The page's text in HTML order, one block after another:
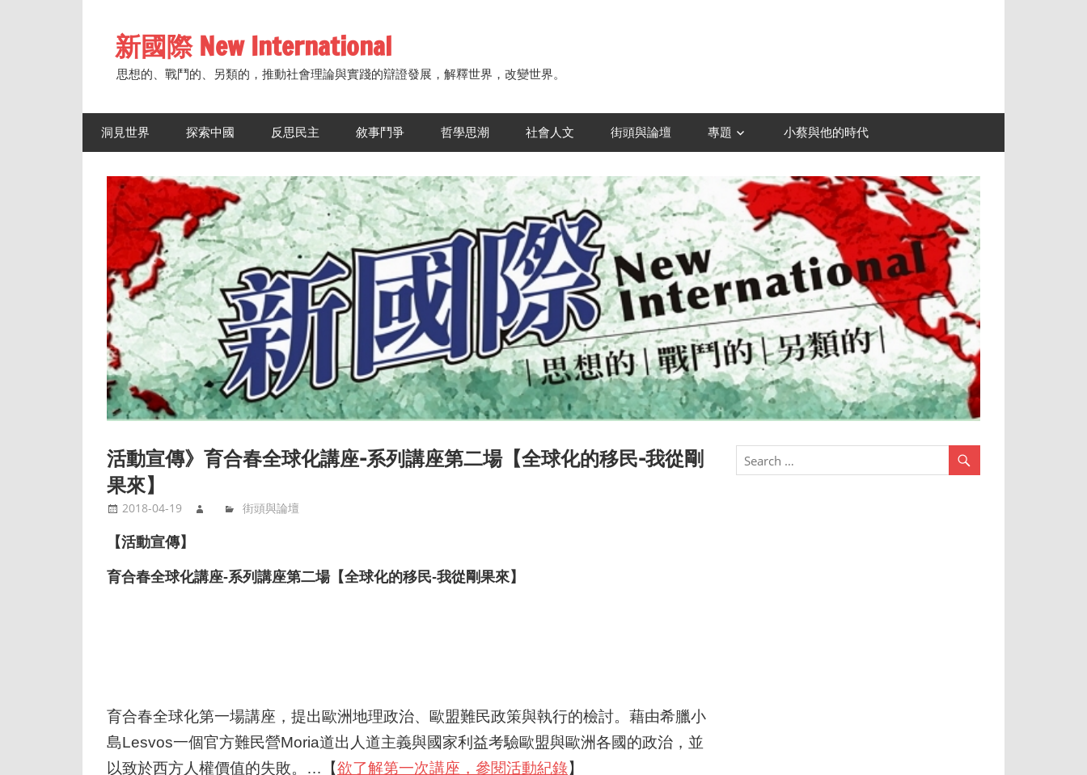
content新國際 New International
思想的、戰鬥的、另類的，推動社會理論與實踐的辯證發展，解釋世界，改變世界。
洞見世界 探索中國 反思民主 敘事鬥爭 哲學思潮 社會人文 街頭與論壇 專題 小蔡與他的時代
活動宣傳》育合春全球化講座-系列講座第二場【全球化的移民-我從剛
果來】
2018-04-19 街頭與論壇
【活動宣傳】
育合春全球化講座-系列講座第二場【全球化的移民-我從剛果來】
育合春全球化第一場講座，提出歐洲地理政治、 歐盟難民政策與執行的檢討。 藉由希臘小
島Lesvos一個官方難民營Moria道出人道主義與國家利益考驗歐盟與歐洲各國的政治， 並
以致於西方人權價值的失敗。…【欲了解第一次講座， 參閱活動紀錄】